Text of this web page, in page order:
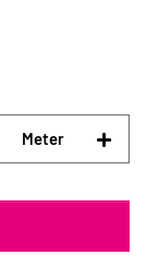
Meter